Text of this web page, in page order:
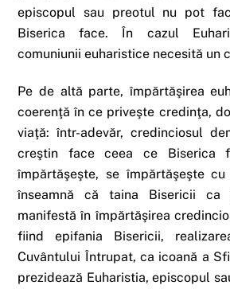
episcopul sau preotul nu pot
Biserica face. În cazul
comuniunii euharistice necesită un
Pe de altă parte, împărtăşirea
coerenţă în ce priveşte credinţa,
viaţă: într-adevăr, credinciosul
creştin face ceea ce Biserica
împărtăşeşte, se împărtăşeşte
înseamnă că taina Bisericii ca
manifestă în împărtăşirea
fiind epifania Bisericii,
Cuvântului Întrupat, ca icoană a
prezidează Euharistia, episcopul